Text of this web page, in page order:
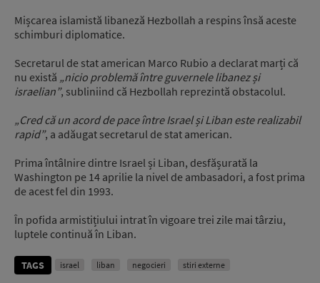
Mișcarea islamistă libaneză Hezbollah a respins însă aceste
schimburi diplomatice.
Secretarul de stat american Marco Rubio a declarat marți că
nu există „nicio problemă între guvernele libanez și
israelian”, subliniind că Hezbollah reprezintă obstacolul.
„Cred că un acord de pace între Israel și Liban este realizabil
rapid”, a adăugat secretarul de stat american.
Prima întâlnire dintre Israel și Liban, desfășurată la
Washington pe 14 aprilie la nivel de ambasadori, a fost prima
de acest fel din 1993.
În pofida armistițiului intrat în vigoare trei zile mai târziu,
luptele continuă în Liban.
TAGS israel liban negocieri stiri externe